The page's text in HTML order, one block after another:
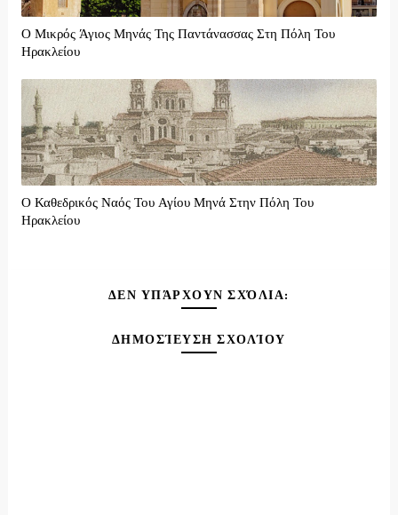
Ο Μικρός Άγιος Μηνάς Της Παντάνασσας Στη Πόλη Του
Ηρακλείου
Ο Καθεδρικός Ναός Του Αγίου Μηνά Στην Πόλη Του
Ηρακλείου
ΔΕΝ ΥΠΆΡΧΟΥΝ ΣΧΌΛΙΑ:
ΔΗΜΟΣΊΕΥΣΗ ΣΧΟΛΊΟΥ